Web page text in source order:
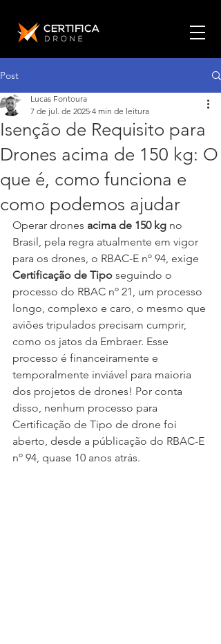
Post
Isenção de Requisito para
Drones acima de 150 kg: O
que é, como funciona e
como podemos ajudar
Lucas Fontoura
7 de jul. de 2025 4 min de leitura
Operar drones acima de 150 kg no
Brasil, pela regra atualmente em vigor
para os drones, o RBAC-E nº 94, exige
Certificação de Tipo seguindo o
processo do RBAC nº 21, um processo
longo, complexo e caro, o mesmo que
aviões tripulados precisam cumprir,
como os jatos da Embraer. Esse
processo é financeiramente e
temporalmente inviável para maioria
dos projetos de drones! Por conta
disso, nenhum processo para
Certificação de Tipo de drone foi
aberto, desde a públicação do RBAC-E
nº 94, quase 10 anos atrás.